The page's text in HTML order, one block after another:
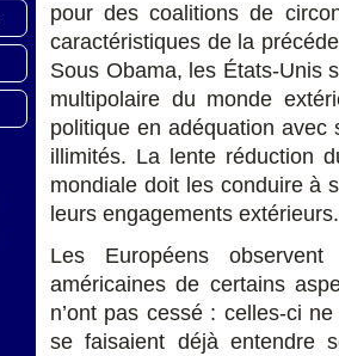
pour des coalitions de
caractéristiques de la
Sous Obama, les États-Unis
multipolaire du monde
politique en adéquation
illimités. La lente réduction
mondiale doit les conduire à
leurs engagements extérieurs.
Les Européens
américaines de certains
n’ont pas cessé : celles-ci
se faisaient déjà entendre